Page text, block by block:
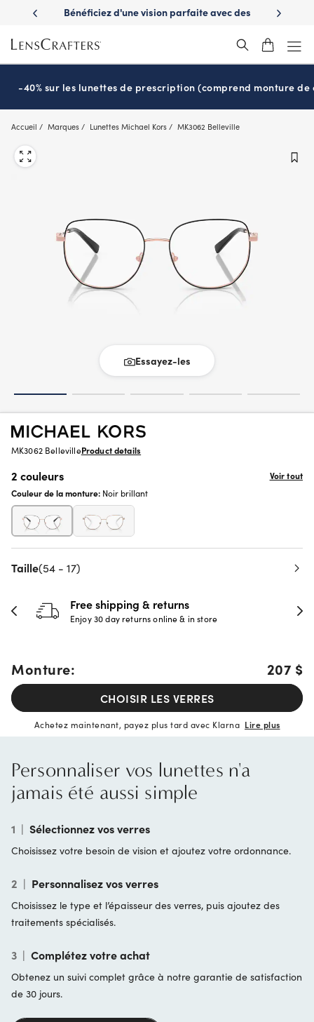
main
content
avantages
Bénéficiez d'une vision parfaite avec des
Prêt pour
-40% sur les lunettes de prescription (comprend monture de
Accueil Marques Lunettes Michael Kors MK3062 Belleville
Essayez-les
MK3062 BellevilleProduct details
2 couleurs
Voir tout
Couleur de la monture: Noir brillant
Taille(54 - 17)
Free shipping & returns
Enjoy 30 day returns online & in store
Monture: 207 $
CHOISIR LES VERRES
Achetez maintenant, payez plus tard avec Klarna Lire plus
Personnaliser vos lunettes n'a
jamais été aussi simple
1 | Sélectionnez vos verres
Choisissez votre besoin de vision et ajoutez votre ordonnance.
2 | Personnalisez vos verres
Choisissez le type et l’épaisseur des verres, puis ajoutez des
traitements spécialisés.
3 | Complétez votre achat
Obtenez un suivi complet grâce à notre garantie de satisfaction
de 30 jours.